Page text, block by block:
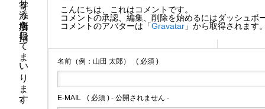
こんにちは、これはコメントです。
コメントの承認、編集、削除を始めるにはダッシュ
コメントのアバターは「Gravatar 」から取得されます
名前（例：山田 太郎） ( 必須 )
E-MAIL ( 必須 ) - 公開されません -